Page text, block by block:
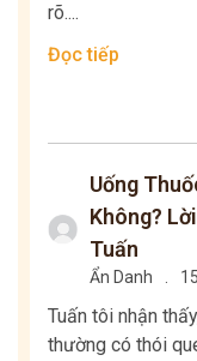
rõ....
Đọc tiếp
Uống
Không?
Tuấn
Ẩn Danh
Tuấn tôi nhận
thường có thói